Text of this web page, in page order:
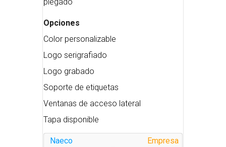
Opciones
Color personalizable
Logo serigrafiado
Logo grabado
Soporte de etiquetas
Ventanas de acceso lateral
Tapa disponible
Empresa
Naeco